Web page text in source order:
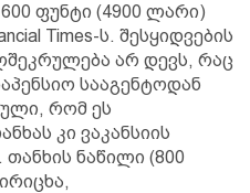
ფუნტი (4900 ლარი)
Times-ს. შესყიდვების
არ დევს, რაც
სააგენტოდან
რომ ეს
კი ვაკანსიის
ნაწილი (800